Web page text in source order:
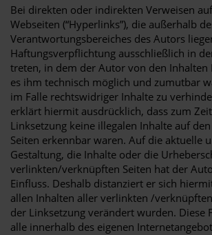
Bei direkten oder indirekten Verweisen
Webseiten (“Hyperlinks”), die außerhalb
Verantwortungsbereiches des Autors
Haftungsverpflichtung ausschließlich in
treten, in dem der Autor von den Inhalten
es ihm technisch möglich und zumutbar
im Falle rechtswidriger Inhalte zu
erklärt hiermit ausdrücklich, dass zum
Linksetzung keine illegalen Inhalte auf
Seiten erkennbar waren. Auf die aktuelle
Gestaltung, die Inhalte oder die
verlinkten/verknüpften Seiten hat der
Einfluss. Deshalb distanziert er sich
allen Inhalten aller verlinkten /
der Linksetzung verändert wurden. Diese
alle innerhalb des eigenen